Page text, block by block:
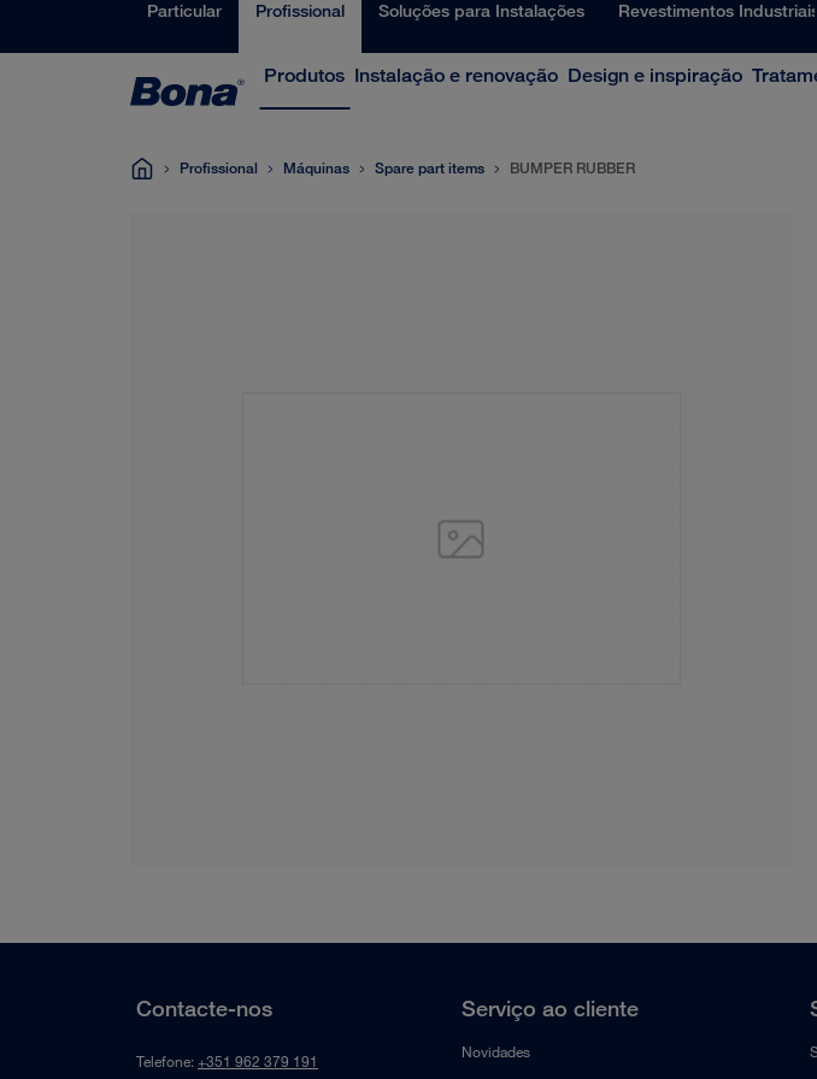
Particular Profissional Soluções para Instalações Revestimentos Industriais
Produtos Instalação e renovação Design e inspiração
Profissional Máquinas Spare part items BUMPER RUBBER
Contacte-nos
Telefone:+351 962 379 191
Serviço ao cliente
Novidades